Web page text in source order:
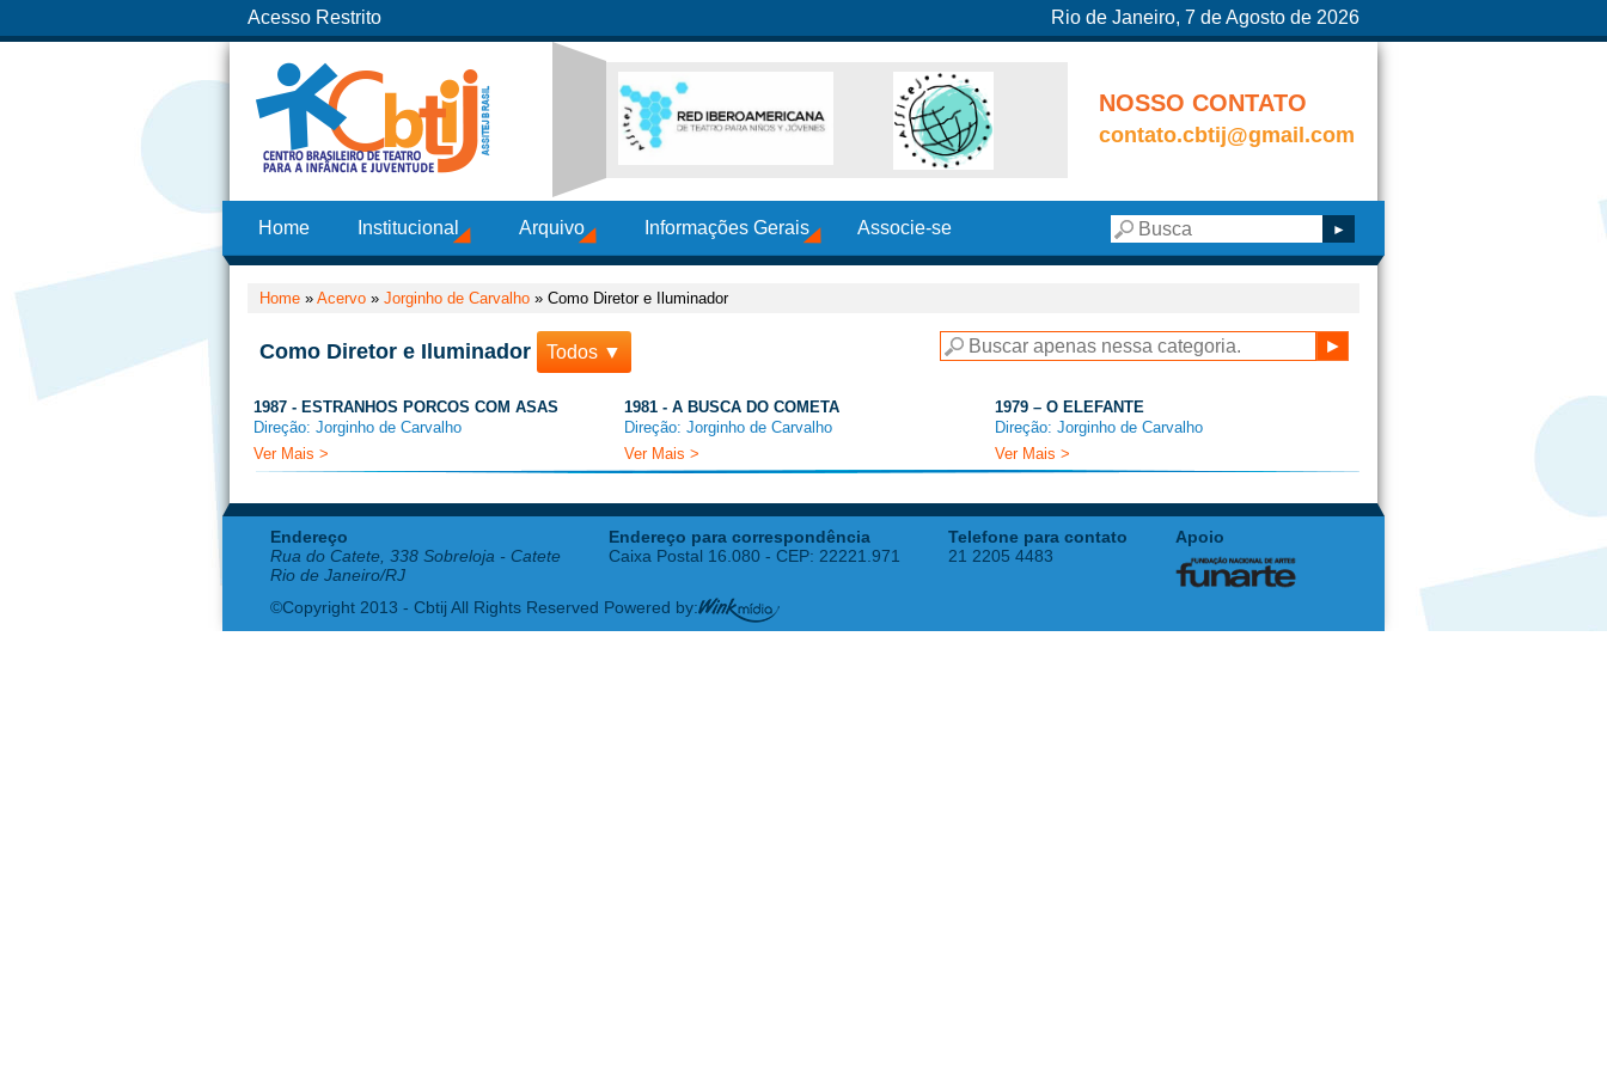
Acesso Restrito Rio de Janeiro, 7 de Agosto de 2026
NOSSO CONTATO
contato.cbtij@gmail.com
Home Institucional Arquivo Informações Gerais Associe-se
Home » Acervo » Jorginho de Carvalho » Como Diretor e Iluminador
Como Diretor e Iluminador Todos ▼
1987 - ESTRANHOS PORCOS COM ASAS
Direção: Jorginho de Carvalho
Ver Mais >
1981 - A BUSCA DO COMETA
Direção: Jorginho de Carvalho
Ver Mais >
1979 – O ELEFANTE
Direção: Jorginho de Carvalho
Ver Mais >
Endereço
Rua do Catete, 338 Sobreloja - Catete
Rio de Janeiro/RJ
Endereço para correspondência
Caixa Postal 16.080 - CEP: 22221.971
Telefone para contato
21 2205 4483
Apoio
©Copyright 2013 - Cbtij All Rights Reserved Powered by: